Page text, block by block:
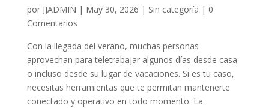
por JJADMIN | May 30, 2026 | Sin categoría | 0
Comentarios
Con la llegada del verano, muchas personas
aprovechan para teletrabajar algunos días desde casa
o incluso desde su lugar de vacaciones. Si es tu caso,
necesitas herramientas que te permitan mantenerte
conectado y operativo en todo momento. La